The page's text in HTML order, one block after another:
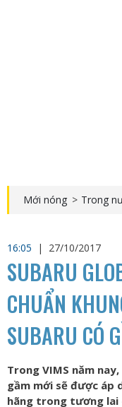
Mới nóng > Trong
16:05
| 27/10/2017
SUBARU
CHUẨN
SUBARU CÓ
Trong VIMS năm
gầm mới sẽ được áp
hãng trong tương lai